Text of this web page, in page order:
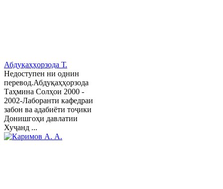
Абдуқаҳҳорзода Т.
Недоступен ни однин
перевод.Абдуқаҳҳорзода
Таҳмина Солҳои 2000 -
2002-Лаборанти кафедраи
забон ва адабиёти тоҷики
Донишгоҳи давлатии
Хуҷанд ...